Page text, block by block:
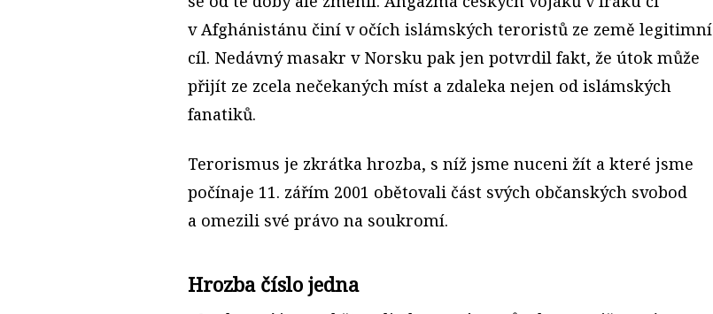
v Afghánistánu činí v očích islámských teroristů ze země legitimní
cíl. Nedávný masakr v Norsku pak jen potvrdil fakt, že útok může
přijít ze zcela nečekaných míst a zdaleka nejen od islámských
fanatiků.
Terorismus je zkrátka hrozba, s níž jsme nuceni žít a které jsme
počínaje 11. zářím 2001 obětovali část svých občanských svobod
a omezili své právo na soukromí.
Hrozba číslo jedna